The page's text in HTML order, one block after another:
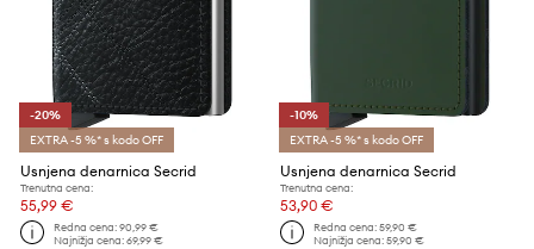
-20%
EXTRA -5 %* s kodo OFF
Usnjena denarnica Secrid
Trenutna cena:
55,99 €
Redna cena:90,99 €
Najnižja cena:69,99 €
-10%
EXTRA -5 %* s kodo OFF
Usnjena denarnica Secrid
Trenutna cena:
53,90 €
Redna cena:59,90 €
Najnižja cena:59,90 €